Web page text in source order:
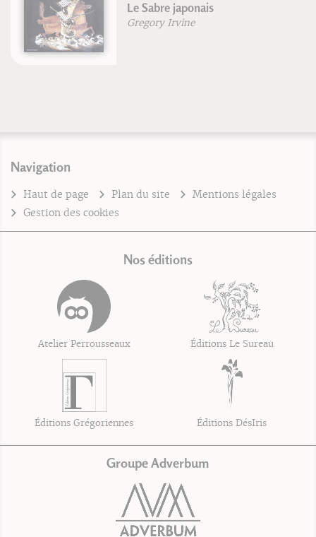
Le Sabre japonais
Gregory Irvine
Navigation
Haut de page Plan du site
Mentions légales
Gestion des cookies
Nos éditions
Atelier Perrousseaux Éditions Le Sureau
Éditions Grégoriennes Éditions DésIris
Groupe Adverbum